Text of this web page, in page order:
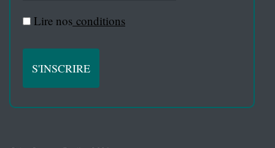
Lire nos conditions